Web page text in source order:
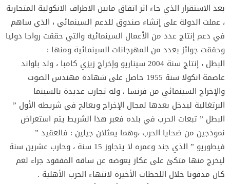
بعد الاستقرار الذي جاء اثر اتفاق مابين الاطراف الانكولية المتحاربة
، عملت الدولة على إنشاء صندوق للدعم السينمائي ، الذي ساهم
في دعم إنتاج عدد من الأعمال السينمائية والتي حققت رواجا دوليا
وحققت جوائز بعدد من المهرجانات السينمائية ومنها :
البطل ، إنتاج سنة 2004 سيناريو وإخراج زيزي كامبا ، ولد بلواند
عاصمة انكولا سنة 1955 حاصل على شهادة مهندس الصوت
والإخراج السينمائي من فرنسا ، وله تجارب عديدة بالسينما
البرتغالية ليدخل بعدها لمجال الإخراج ويعالج في شريطه الأول ”
البطل ” تبعات الحرب في بلده فعبر هذا الشريط يتم استعراض
نموذجين من ضحايا الحرب ،وهما يمثلان جيلين : فالعقيد ”
فيطوريو ” الذي جند وعمره لا يتجاوز 15 سنة ، وحارب عشرين سنة
ليخرج منها متكئ على عكاز يعوضه عن ساقه المفقود جراء لغم
كان مدفونا خلال اللحظات الأخيرة لانتهاء الحرب الأهلية .